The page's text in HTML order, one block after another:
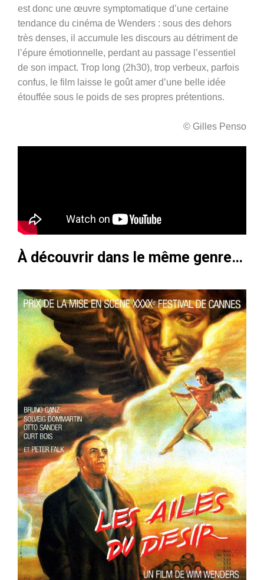
est donc une œuvre symptomatique d’une certaine
tendance du cinéma de Wenders : sous des dehors
très denses, il accumule les discours au détriment de
l’épure émotionnelle, perdant au passage l’essentiel
de son impact. Trop long (2h30), trop verbeux, parfois
confus, le film laisse le goût amer d’une belle idée
étouffée sous le poids de ses propres prétentions.
© Gilles Penso
À découvrir dans le même genre…